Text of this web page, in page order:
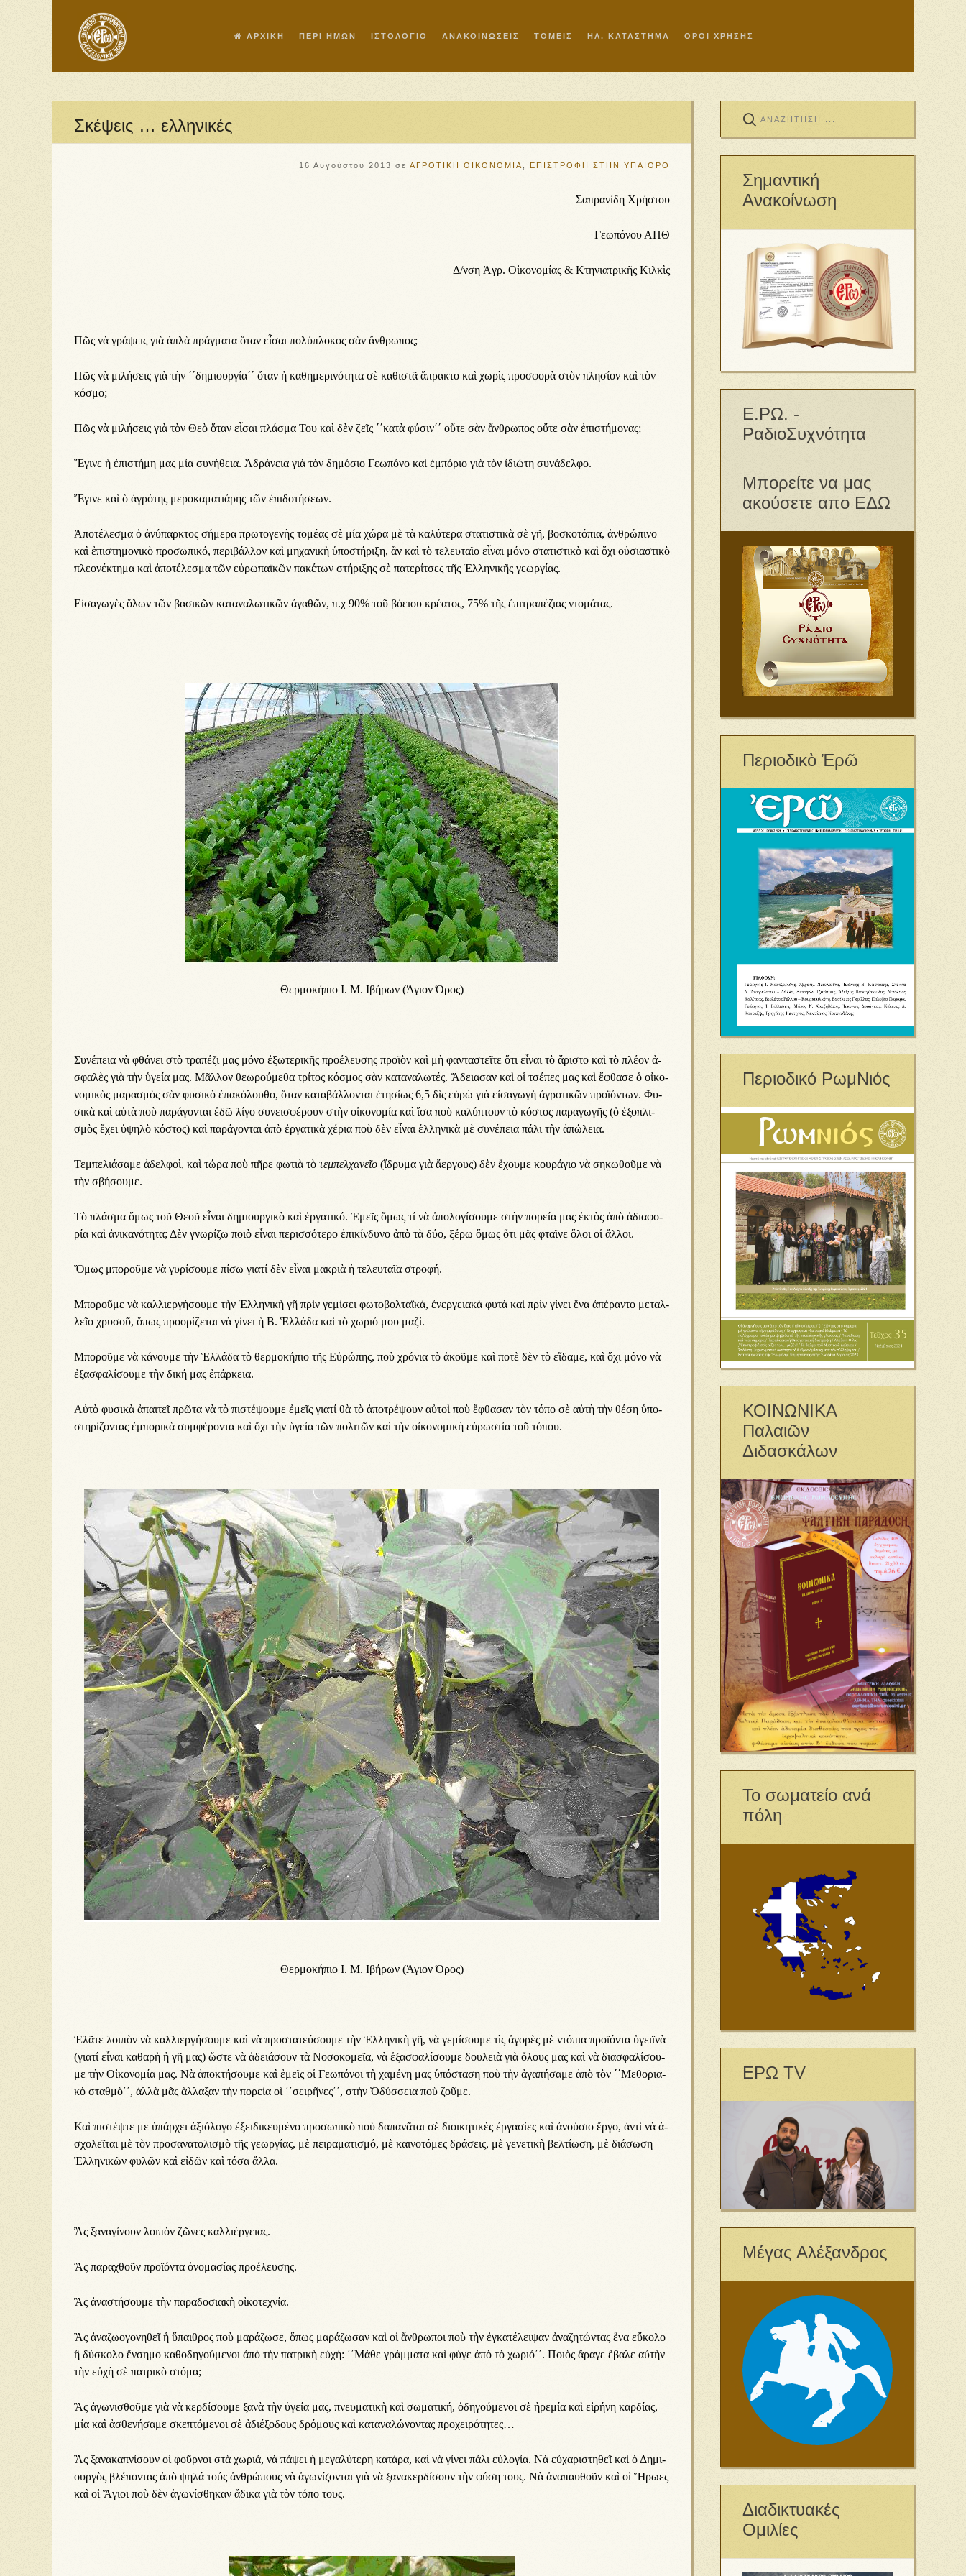
ΑΡΧΙΚΗ ΠΕΡΙ ΗΜΩΝ ΙΣΤΟΛΟΓΙΟ ΑΝΑΚΟΙΝΩΣΕΙΣ ΤΟΜΕΙΣ ΗΛ. ΚΑΤΑΣΤΗΜΑ ΟΡΟΙ ΧΡΗΣΗΣ
Σκέψεις … ελληνικές
16 Αυγούστου 2013 σε ΑΓΡΟΤΙΚΗ ΟΙΚΟΝΟΜΙΑ ΕΠΙΣΤΡΟΦΗ ΣΤΗΝ ΥΠΑΙΘΡΟ
Σα­πρα­νί­δη Χρή­στου
Γε­ω­πό­νου ΑΠΘ
Δ/νση Ἀ­γρ. Οἰ­κο­νο­μί­ας & Κτη­νι­α­τρι­κῆς Κιλ­κὶς
Πῶς νὰ γρά­ψεις γι­ὰ ἁ­πλὰ πράγ­μα­τα ὅ­ταν εἶ­σαι πο­λύ­πλο­κος σὰν ἄν­θρω­πος;
Πῶς νὰ μι­λή­σεις γι­ὰ τὴν ΄΄δη­μι­ουρ­γί­α΄΄ ὅ­ταν ἡ κα­θη­με­ρι­νό­τη­τα σὲ κα­θι­στᾶ ἄ­πρα­κτο καὶ χω­ρὶς προ­σφο­ρὰ στὸν πλη­σί­ον καὶ τὸν
κό­σμο;
Πῶς νὰ μι­λή­σεις γι­ὰ τὸν Θε­ὸ ὅ­ταν εἶ­σαι πλά­σμα Του καὶ δὲν ζεῖς ΄΄κα­τὰ φύ­σιν΄΄ οὔ­τε σὰν ἄν­θρω­πος οὔ­τε σὰν ἐ­πι­στή­μο­νας;
Ἔ­γι­νε ἡ ἐ­πι­στή­μη μας μί­α συ­νή­θει­α. Ἀ­δρά­νει­α γι­ὰ τὸν δη­μό­σι­ο Γε­ω­πό­νο καὶ ἐμ­πό­ρι­ο γι­ὰ τὸν ἰ­δι­ώ­τη συ­νά­δελ­φο.
Ἔ­γι­νε καὶ ὁ ἀ­γρό­της με­ρο­κα­μα­τι­ά­ρης τῶν ἐ­πι­δο­τή­σε­ων.
Ἀ­πο­τέ­λε­σμα ὁ ἀ­νύ­παρ­κτος σή­με­ρα πρω­το­γε­νὴς το­μέ­ας σὲ μί­α χώ­ρα μὲ τὰ κα­λύ­τε­ρα στα­τι­στι­κὰ σὲ γῆ, βο­σκο­τό­πι­α, ἀν­θρώ­πι­νο
καὶ ἐ­πι­στη­μο­νι­κὸ προ­σω­πι­κό, πε­ρι­βάλ­λον καὶ μη­χα­νι­κὴ ὑ­πο­στή­ρι­ξη, ἂν καὶ τὸ τε­λευ­ταῖ­ο εἶ­ναι μό­νο στα­τι­στι­κὸ καὶ ὄ­χι οὐ­σι­α­στι­κὸ
πλε­ο­νέ­κτη­μα καὶ ἀ­πο­τέ­λε­σμα τῶν εὐ­ρω­πα­ϊ­κῶν πα­κέ­των στή­ρι­ξης σὲ πα­τε­ρίτ­σες τῆς Ἑλ­λη­νι­κῆς γε­ωρ­γί­ας.
Εἰ­σα­γω­γὲς ὅ­λων τῶν βα­σι­κῶν κα­τα­να­λω­τι­κῶν ἀ­γα­θῶν, π.χ 90% τοῦ βό­ει­ου κρέ­α­τος, 75% τῆς ἐ­πι­τρα­πέ­ζι­ας ντο­μά­τας.
Θερμοκήπιο Ι. Μ. Ιβήρων (Άγιον Όρος)
Συ­νέ­πει­α νὰ φθά­νει στὸ τρα­πέ­ζι μας μό­νο ἐ­ξω­τε­ρι­κῆς προ­έ­λευ­σης προ­ϊ­ὸν καὶ μὴ φαν­τα­στεῖ­τε ὅ­τι εἶ­ναι τὸ ἄ­ρι­στο καὶ τὸ πλέ­ον ἀ­
σφα­λὲς γι­ὰ τὴν ὑ­γεί­α μας. Μᾶλ­λον θε­ω­ρού­με­θα τρί­τος κό­σμος σὰν κα­τα­να­λω­τές. Ἄ­δεια­σαν καὶ οἱ τσέ­πες μας καὶ ἔ­φθα­σε ὁ οἰ­κο­
νο­μι­κὸς μα­ρα­σμὸς σὰν φυ­σι­κὸ ἐ­πα­κό­λου­θο, ὅ­ταν κα­τα­βάλ­λον­ται ἐ­τη­σί­ως 6,5 δὶς εὑ­ρὼ γι­ὰ εἰ­σα­γω­γὴ ἀ­γρο­τι­κῶν προ­ϊ­όν­των. Φυ­
σι­κὰ καὶ αὐ­τὰ ποὺ πα­ρά­γον­ται ἐ­δῶ λί­γο συ­νει­σφέ­ρουν στὴν οἰ­κο­νο­μί­α καὶ ἴ­σα ποὺ κα­λύ­πτουν τὸ κό­στος πα­ρα­γω­γῆς (ὁ ἐ­ξο­πλι­
σμὸς ἔ­χει ὑ­ψη­λὸ κό­στος) καὶ πα­ρά­γον­ται ἀ­πὸ ἐρ­γα­τι­κὰ χέ­ρι­α ποὺ δὲν εἶ­ναι ἑλ­λη­νι­κὰ μὲ συ­νέ­πει­α πά­λι τὴν ἀ­πώ­λει­α.
Τεμ­πε­λι­ά­σα­με ἀ­δελ­φοὶ, καὶ τώ­ρα ποὺ πῆ­ρε φω­τι­ὰ τὸ τεμ­πελ­χα­νεῖο (ἵ­δρυ­μα γι­ὰ ἄ­ερ­γους) δὲν ἔ­χου­με κου­ρά­γι­ο νὰ ση­κω­θοῦ­με νὰ
τὴν σβή­σου­με.
Τὸ πλά­σμα ὅ­μως τοῦ Θε­οῦ εἶ­ναι δη­μι­ουρ­γι­κὸ καὶ ἐρ­γα­τι­κό. Ἐ­μεῖς ὅ­μως τί νὰ ἀ­πο­λο­γί­σου­με στὴν πο­ρεί­α μας ἐ­κτὸς ἀ­πὸ ἀ­δι­α­φο­
ρί­α καὶ ἀ­νι­κα­νό­τη­τα; Δὲν γνω­ρί­ζω ποι­ὸ εἶ­ναι πε­ρισ­σό­τε­ρο ἐ­πι­κίν­δυ­νο ἀ­πὸ τὰ δύ­ο, ξέ­ρω ὅ­μως ὅ­τι μᾶς φταῖ­νε ὅ­λοι οἱ ἄλ­λοι.
Ὅ­μως μπο­ροῦ­με νὰ γυ­ρί­σου­με πί­σω γι­α­τί δὲν εἶ­ναι μα­κρι­ὰ ἡ τε­λευ­ταῖ­α στρο­φή.
Μπο­ροῦ­με νὰ καλ­λι­ερ­γή­σου­με τὴν Ἑλ­λη­νι­κὴ γῆ πρὶν γε­μί­σει φω­το­βολ­τα­ϊ­κά, ἐ­νερ­γει­α­κὰ φυ­τὰ καὶ πρὶν γί­νει ἕ­να ἀ­πέ­ραν­το με­ταλ­
λεῖ­ο χρυ­σοῦ, ὅ­πως προ­ο­ρί­ζε­ται νὰ γί­νει ἡ Β. Ἑλ­λά­δα καὶ τὸ χω­ρι­ό μου μα­ζί.
Μπο­ροῦ­με νὰ κά­νου­με τὴν Ἑλ­λά­δα τὸ θερ­μο­κή­πι­ο τῆς Εὐ­ρώ­πης, ποὺ χρό­νι­α τὸ ἀ­κοῦ­με καὶ πο­τὲ δὲν τὸ εἴ­δα­με, καὶ ὄ­χι μό­νο νὰ
ἐ­ξα­σφα­λί­σου­με τὴν δι­κή μας ἐ­πάρ­κει­α.
Αὐ­τὸ φυ­σι­κὰ ἀ­παι­τεῖ πρῶ­τα νὰ τὸ πι­στέ­ψου­με ἐ­μεῖς γι­α­τί θὰ τὸ ἀ­πο­τρέ­ψουν αὐ­τοὶ ποὺ ἔ­φθα­σαν τὸν τό­πο σὲ αὐ­τὴ τὴν θέ­ση ὑ­πο­
στη­ρί­ζον­τας ἐμ­πο­ρι­κὰ συμ­φέ­ρον­τα καὶ ὄ­χι τὴν ὑ­γεί­α τῶν πο­λι­τῶν καὶ τὴν οἰ­κο­νο­μι­κὴ εὐ­ρω­στί­α τοῦ τό­που.
Θερμοκήπιο Ι. Μ. Ιβήρων (Άγιον Όρος)
Ἐ­λᾶ­τε λοι­πὸν νὰ καλ­λι­ερ­γή­σου­με καὶ νὰ προ­στα­τεύ­σου­με τὴν Ἑλ­λη­νι­κὴ γῆ, νὰ γε­μί­σου­με τὶς ἀ­γο­ρὲς μὲ ντό­πι­α προ­ϊ­όν­τα ὑ­γει­ϊνὰ
(γι­α­τί εἶ­ναι κα­θα­ρὴ ἡ γῆ μας) ὥ­στε νὰ ἀ­δει­ά­σουν τὰ Νο­σο­κο­μεῖ­α, νὰ ἐ­ξα­σφα­λί­σου­με δου­λει­ὰ γι­ὰ ὅ­λους μας καὶ νὰ δι­α­σφα­λί­σου­
με τὴν Οἰ­κο­νο­μί­α μας. Νὰ ἀ­πο­κτή­σου­με καὶ ἐ­μεῖς οἱ Γε­ω­πό­νοι τὴ χα­μέ­νη μας ὑ­πό­στα­ση ποὺ τὴν ἀ­γα­πή­σα­με ἀ­πὸ τὸν ΄΄Με­θο­ρι­α­
κὸ σταθ­μὸ΄΄, ἀλ­λὰ μᾶς ἄλ­λα­ξαν τὴν πο­ρεί­α οἱ ΄΄σει­ρῆ­νες΄΄, στὴν Ὀ­δύσ­σει­α ποὺ ζοῦ­με.
Καὶ πι­στέψ­τε με ὑ­πάρ­χει ἀ­ξι­ό­λο­γο ἐ­ξει­δι­κευ­μέ­νο προ­σω­πι­κὸ ποὺ δα­πα­νᾶ­ται σὲ δι­οι­κη­τι­κὲς ἐρ­γα­σί­ες καὶ ἀ­νού­σι­ο ἔρ­γο, ἀν­τὶ νὰ ἀ­
σχο­λεῖ­ται μὲ τὸν προ­σα­να­το­λι­σμὸ τῆς γε­ωρ­γί­ας, μὲ πει­ρα­μα­τι­σμό, μὲ και­νο­τό­μες δρά­σεις, μὲ γε­νε­τι­κὴ βελ­τί­ω­ση, μὲ δι­ά­σω­ση
Ἑλ­λη­νι­κῶν φυ­λῶν καὶ εἰ­δῶν καὶ τό­σα ἄλ­λα.
Ἂς ξα­να­γί­νουν λοι­πὸν ζῶ­νες καλ­λι­έρ­γει­ας.
Ἂς πα­ρα­χθοῦν προ­ϊ­όν­τα ὀ­νο­μα­σί­ας προ­έ­λευ­σης.
Ἂς ἀ­να­στή­σου­με τὴν πα­ρα­δο­σι­α­κὴ οἰ­κο­τε­χνί­α.
Ἂς ἀ­να­ζω­ο­γο­νη­θεῖ ἡ ὕ­παι­θρος ποὺ μα­ρά­ζω­σε, ὅ­πως μα­ρά­ζω­σαν καὶ οἱ ἄν­θρω­ποι ποὺ τὴν ἐγ­κα­τέ­λει­ψαν ἀ­να­ζη­τών­τας ἕ­να εὔ­κο­λο
ἢ δύ­σκο­λο ἔν­ση­μο κα­θο­δη­γού­με­νοι ἀ­πὸ τὴν πα­τρι­κὴ εὐ­χή: ΄΄Μάθε γράμ­μα­τα καὶ φύ­γε ἀ­πὸ τὸ χω­ρι­ό΄΄­. Ποι­ὸς ἄ­ρα­γε ἔ­βα­λε αὐ­τὴν
τὴν εὐ­χὴ σὲ πα­τρι­κὸ στό­μα;
Ἂς ἀ­γω­νι­σθοῦ­με γι­ὰ νὰ κερ­δί­σου­με ξα­νὰ τὴν ὑ­γεί­α μας, πνευ­μα­τι­κὴ καὶ σω­μα­τι­κή, ὁ­δη­γού­με­νοι σὲ ἠ­ρε­μί­α καὶ εἰ­ρή­νη καρ­δί­ας,
μί­α καὶ ἀ­σθε­νή­σα­με σκε­πτό­με­νοι σὲ ἀ­δι­έ­ξο­δους δρό­μους καὶ κα­τα­να­λώ­νον­τας προ­χει­ρό­τη­τες…
Ἂς ξα­να­κα­πνί­σουν οἱ φοῦρ­νοι στὰ χω­ρι­ά, νὰ πά­ψει ἡ με­γα­λύ­τε­ρη κα­τά­ρα, καὶ νὰ γί­νει πά­λι εὐ­λο­γί­α. Νὰ εὐ­χα­ρι­στη­θεῖ καὶ ὁ Δη­μι­
ουρ­γὸς βλέ­πον­τας ἀ­πὸ ψη­λά τούς ἀν­θρώ­πους νὰ ἀ­γω­νί­ζον­ται γι­ὰ νὰ ξα­να­κερ­δί­σουν τὴν φύ­ση τους. Νὰ ἀ­να­παυ­θοῦν καὶ οἱ Ἥ­ρω­ες
καὶ οἱ Ἅ­γι­οι ποὺ δὲν ἀ­γω­νί­σθη­καν ἄ­δι­κα γι­ὰ τὸν τό­πο τους.
Σημαντική
Ανακοίνωση
Ε.ΡΩ. -
ΡαδιοΣυχνότητα
Μπορείτε να μας
ακούσετε απο ΕΔΩ
Περιοδικὸ Ἐρῶ
Περιοδικό ΡωμΝιός
ΚΟΙΝΩΝΙΚΑ
Παλαιῶν
Διδασκάλων
Το σωματείο ανά
πόλη
ΕΡΩ TV
Μέγας Αλέξανδρος
Διαδικτυακές
Ομιλίες